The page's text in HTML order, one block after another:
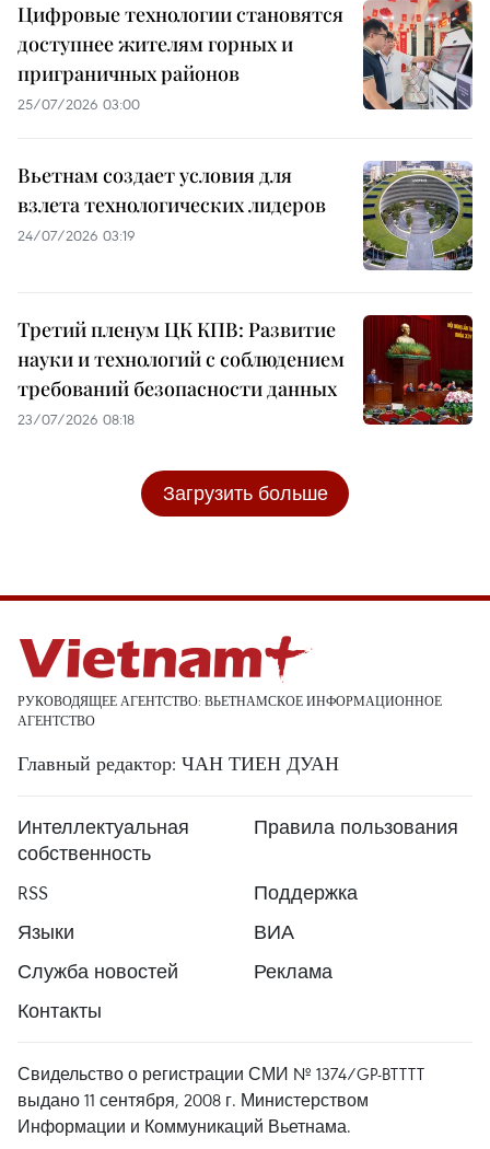
Цифровые технологии становятся
доступнее жителям горных и
приграничных районов
25/07/2026 03:00
Вьетнам создает условия для
взлета технологических лидеров
24/07/2026 03:19
Третий пленум ЦК КПВ: Развитие
науки и технологий с соблюдением
требований безопасности данных
23/07/2026 08:18
Загрузить больше
РУКОВОДЯЩЕЕ АГЕНТСТВО: ВЬЕТНАМСКОЕ ИНФОРМАЦИОННОЕ
АГЕНТСТВО
Главный редактор: ЧАН ТИЕН ДУАН
Интеллектуальная
собственность
Правила пользования
RSS
Поддержка
Языки
ВИА
Служба новостей
Реклама
Контакты
Свидельство о регистрации СМИ № 1374/GP-BTTTT
выдано 11 сентября, 2008 г. Министерством
Информации и Коммуникаций Вьетнама.